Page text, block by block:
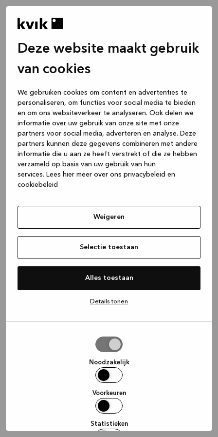
Deze website maakt gebruik
van cookies
We gebruiken cookies om content en advertenties te
personaliseren, om functies voor social media te bieden
en om ons websiteverkeer te analyseren. Ook delen we
informatie over uw gebruik van onze site met onze
partners voor social media, adverteren en analyse. Deze
partners kunnen deze gegevens combineren met andere
informatie die u aan ze heeft verstrekt of die ze hebben
verzameld op basis van uw gebruik van hun
services. Lees hier meer over ons privacybeleid en
cookiebeleid
Weigeren
Selectie toestaan
Alles toestaan
Details tonen
Noodzakelijk
Voorkeuren
Statistieken
(see the browser console for more
information).